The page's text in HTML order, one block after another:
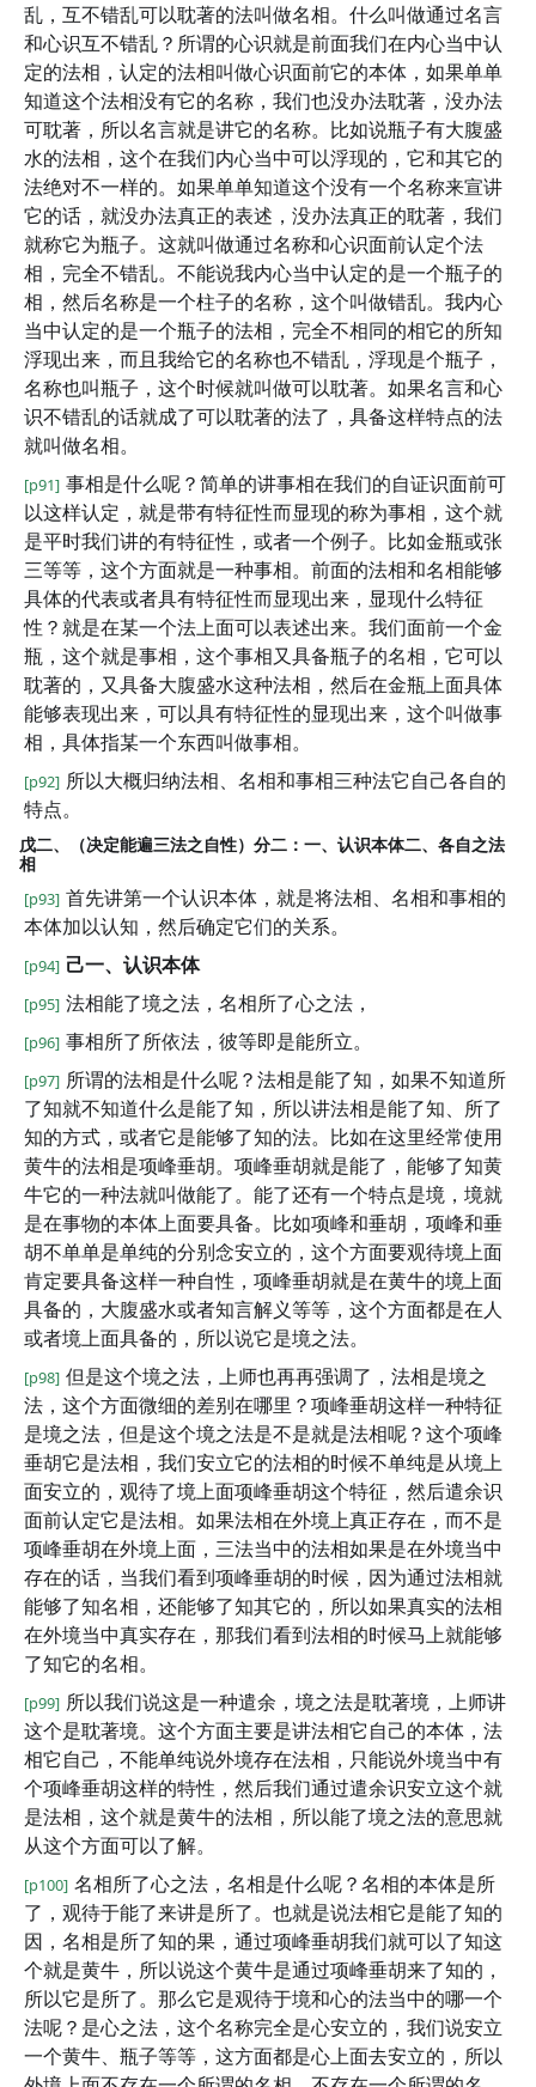
乱，互不错乱可以耽著的法叫做名相。什么叫做通过名言
和心识互不错乱？所谓的心识就是前面我们在内心当中认
定的法相，认定的法相叫做心识面前它的本体，如果单单
知道这个法相没有它的名称，我们也没办法耽著，没办法
可耽著，所以名言就是讲它的名称。比如说瓶子有大腹盛
水的法相，这个在我们内心当中可以浮现的，它和其它的
法绝对不一样的。如果单单知道这个没有一个名称来宣讲
它的话，就没办法真正的表述，没办法真正的耽著，我们
就称它为瓶子。这就叫做通过名称和心识面前认定个法
相，完全不错乱。不能说我内心当中认定的是一个瓶子的
相，然后名称是一个柱子的名称，这个叫做错乱。我内心
当中认定的是一个瓶子的法相，完全不相同的相它的所知
浮现出来，而且我给它的名称也不错乱，浮现是个瓶子，
名称也叫瓶子，这个时候就叫做可以耽著。如果名言和心
识不错乱的话就成了可以耽著的法了，具备这样特点的法
就叫做名相。
[p91] 事相是什么呢？简单的讲事相在我们的自证识面前可
以这样认定，就是带有特征性而显现的称为事相，这个就
是平时我们讲的有特征性，或者一个例子。比如金瓶或张
三等等，这个方面就是一种事相。前面的法相和名相能够
具体的代表或者具有特征性而显现出来，显现什么特征
性？就是在某一个法上面可以表述出来。我们面前一个金
瓶，这个就是事相，这个事相又具备瓶子的名相，它可以
耽著的，又具备大腹盛水这种法相，然后在金瓶上面具体
能够表现出来，可以具有特征性的显现出来，这个叫做事
相，具体指某一个东西叫做事相。
[p92] 所以大概归纳法相、名相和事相三种法它自己各自的
特点。
戊二、（决定能遍三法之自性）分二：一、认识本体二、各自之法
相
[p93] 首先讲第一个认识本体，就是将法相、名相和事相的
本体加以认知，然后确定它们的关系。
[p94] 己一、认识本体
[p95] 法相能了境之法，名相所了心之法，
[p96] 事相所了所依法，彼等即是能所立。
[p97] 所谓的法相是什么呢？法相是能了知，如果不知道所
了知就不知道什么是能了知，所以讲法相是能了知、所了
知的方式，或者它是能够了知的法。比如在这里经常使用
黄牛的法相是项峰垂胡。项峰垂胡就是能了，能够了知黄
牛它的一种法就叫做能了。能了还有一个特点是境，境就
是在事物的本体上面要具备。比如项峰和垂胡，项峰和垂
胡不单单是单纯的分别念安立的，这个方面要观待境上面
肯定要具备这样一种自性，项峰垂胡就是在黄牛的境上面
具备的，大腹盛水或者知言解义等等，这个方面都是在人
或者境上面具备的，所以说它是境之法。
[p98] 但是这个境之法，上师也再再强调了，法相是境之
法，这个方面微细的差别在哪里？项峰垂胡这样一种特征
是境之法，但是这个境之法是不是就是法相呢？这个项峰
垂胡它是法相，我们安立它的法相的时候不单纯是从境上
面安立的，观待了境上面项峰垂胡这个特征，然后遣余识
面前认定它是法相。如果法相在外境上真正存在，而不是
项峰垂胡在外境上面，三法当中的法相如果是在外境当中
存在的话，当我们看到项峰垂胡的时候，因为通过法相就
能够了知名相，还能够了知其它的，所以如果真实的法相
在外境当中真实存在，那我们看到法相的时候马上就能够
了知它的名相。
[p99] 所以我们说这是一种遣余，境之法是耽著境，上师讲
这个是耽著境。这个方面主要是讲法相它自己的本体，法
相它自己，不能单纯说外境存在法相，只能说外境当中有
个项峰垂胡这样的特性，然后我们通过遣余识安立这个就
是法相，这个就是黄牛的法相，所以能了境之法的意思就
从这个方面可以了解。
[p100] 名相所了心之法，名相是什么呢？名相的本体是所
了，观待于能了来讲是所了。也就是说法相它是能了知的
因，名相是所了知的果，通过项峰垂胡我们就可以了知这
个就是黄牛，所以说这个黄牛是通过项峰垂胡来了知的，
所以它是所了。那么它是观待于境和心的法当中的哪一个
法呢？是心之法，这个名称完全是心安立的，我们说安立
一个黄牛、瓶子等等，这方面都是心上面去安立的，所以